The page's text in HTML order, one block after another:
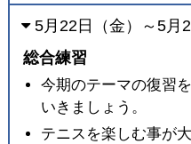
5月22日（金）～5月
総合練習
今期のテーマの復習
いきましょう。
テニスを楽しむ事が大